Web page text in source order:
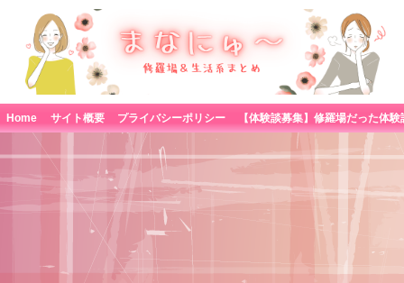
Home サイト概要 プライバシーポリシー